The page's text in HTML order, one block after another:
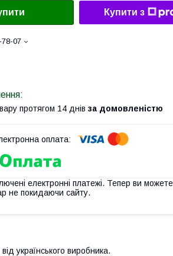
Купити з
78-07
протягом 14 днів за домовленістю
електронні платежі. Тепер ви
не покидаючи сайту.
українського виробника.